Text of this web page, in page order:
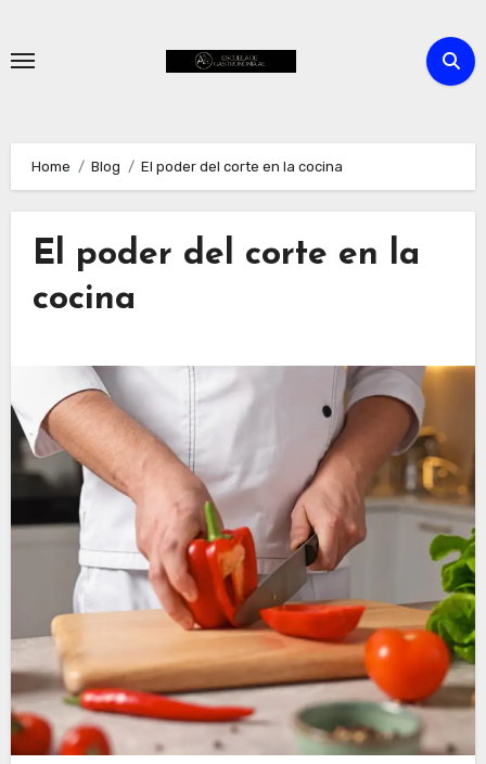
content
Home Blog El poder del corte en la cocina
El poder del corte en la
cocina